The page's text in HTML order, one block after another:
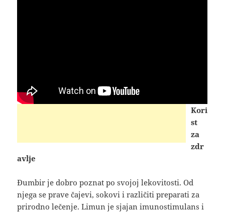
Kori
st
za
zdr
avlje
Đumbir je dobro poznat po svojoj lekovitosti. Od
njega se prave čajevi, sokovi i različiti preparati za
prirodno lečenje. Limun je sjajan imunostimulans i